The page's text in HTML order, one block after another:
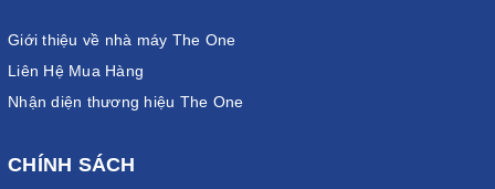
Giới thiệu về nhà máy The One
Liên Hệ Mua Hàng
Nhận diện thương hiệu The One
CHÍNH SÁCH